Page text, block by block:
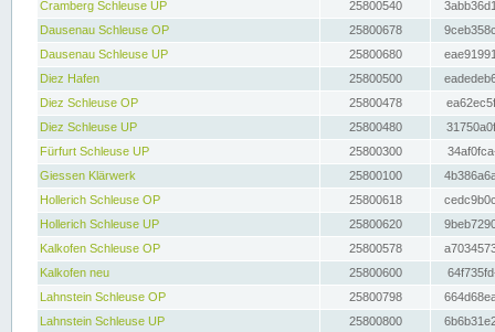
Cramberg Schleuse UP
25800540
Dausenau Schleuse OP
25800678
Dausenau Schleuse UP
25800680
Diez Hafen
25800500
Diez Schleuse OP
25800478
Diez Schleuse UP
25800480
Fürfurt Schleuse UP
25800300
Giessen Klärwerk
25800100
Hollerich Schleuse OP
25800618
Hollerich Schleuse UP
25800620
Kalkofen Schleuse OP
25800578
Kalkofen neu
25800600
Lahnstein Schleuse OP
25800798
Lahnstein Schleuse UP
25800800